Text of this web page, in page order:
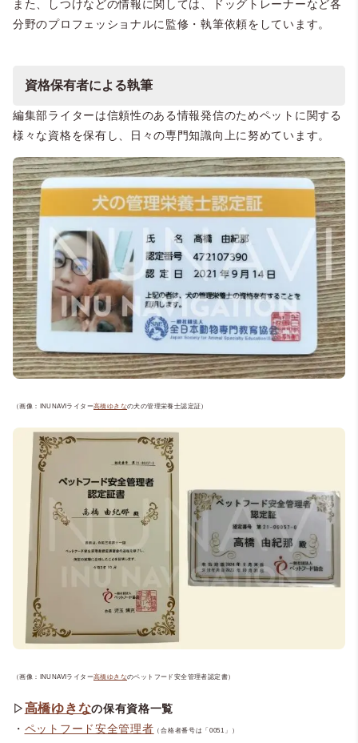
また、しつけなどの情報に関しては、ドッグトレーナーなど各
分野のプロフェッショナルに監修・執筆依頼をしています。
資格保有者による執筆
編集部ライターは信頼性のある情報発信のためペットに関する
様々な資格を保有し、日々の専門知識向上に努めています。
（画像：INUNAVIライター高橋ゆきなの犬の管理栄養士認定証）
（画像：INUNAVIライター高橋ゆきなのペットフード安全管理者認定書）
▷高橋ゆきなの保有資格一覧
・ ペットフード安全管理者 （合格者番号は「0051」）